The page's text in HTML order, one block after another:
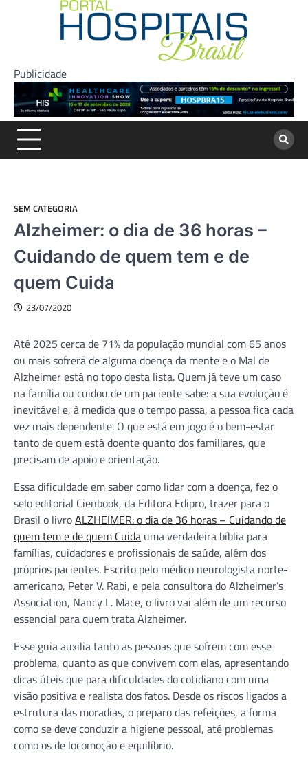
Publicidade
SEM CATEGORIA
Alzheimer: o dia de 36 horas –
Cuidando de quem tem e de
quem Cuida
23/07/2020
Até 2025 cerca de 71% da população mundial com 65 anos
ou mais sofrerá de alguma doença da mente e o Mal de
Alzheimer está no topo desta lista. Quem já teve um caso
na família ou cuidou de um paciente sabe: a sua evolução é
inevitável e, à medida que o tempo passa, a pessoa fica cada
vez mais dependente. O que está em jogo é o bem-estar
tanto de quem está doente quanto dos familiares, que
precisam de apoio e orientação.
Essa dificuldade em saber como lidar com a doença, fez o
selo editorial Cienbook, da Editora Edipro, trazer para o
Brasil o livroALZHEIMER: o dia de 36 horas – Cuidando de
quem tem e de quem Cuida uma verdadeira bíblia para
famílias, cuidadores e profissionais de saúde, além dos
próprios pacientes. Escrito pelo médico neurologista norte-
americano, Peter V. Rabi, e pela consultora do Alzheimer’s
Association, Nancy L. Mace, o livro vai além de um recurso
essencial para quem trata Alzheimer.
Esse guia auxilia tanto as pessoas que sofrem com esse
problema, quanto as que convivem com elas, apresentando
dicas úteis que para dificuldades do cotidiano com uma
visão positiva e realista dos fatos. Desde os riscos ligados a
estrutura das moradias, o preparo das refeições, a forma
como se deve conduzir a higiene pessoal, até problemas
como os de locomoção e equilíbrio.